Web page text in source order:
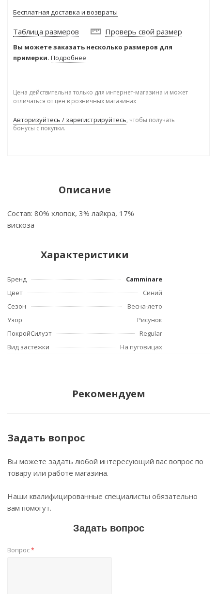
Бесплатная доставка и возвраты
Таблица размеров Проверь свой размер
Вы можете заказать несколько размеров для
примерки. Подробнее
Цена действительна только для интернет-магазина и может
отличаться от цен в розничных магазинах
Авторизуйтесь / зарегистрируйтесь, чтобы получать
бонусы с покупки.
Описание
Состав: 80% хлопок, 3% лайкра, 17%
вискоза
Характеристики
Бренд
Camminare
Цвет
Синий
Сезон
Весна-лето
Узор
Рисунок
ПокройСилуэт
Regular
Вид застежки
На пуговицах
Рекомендуем
Задать вопрос
Вы можете задать любой интересующий вас вопрос по
товару или работе магазина.
Наши квалифицированные специалисты обязательно
вам помогут.
Задать вопрос
Вопрос*